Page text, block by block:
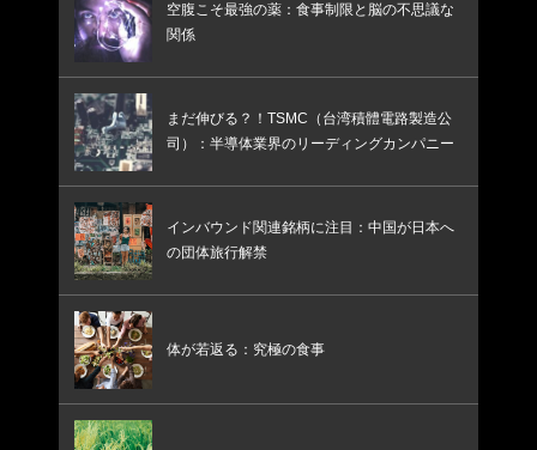
空腹こそ最強の薬：食事制限と脳の不思議な
関係
まだ伸びる？！TSMC（台湾積體電路製造公
司）：半導体業界のリーディングカンパニー
インバウンド関連銘柄に注目：中国が日本へ
の団体旅行解禁
体が若返る：究極の食事